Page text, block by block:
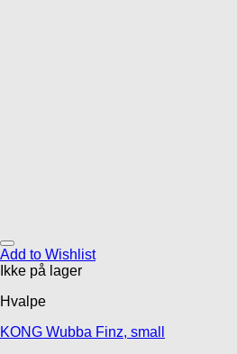
Add to Wishlist
Ikke på lager
Hvalpe
KONG Wubba Finz, small